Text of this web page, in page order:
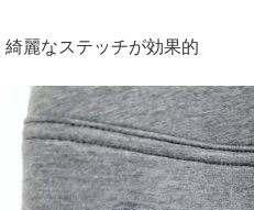
綺麗なステッチが効果的